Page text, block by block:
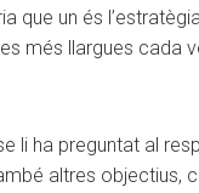
que un és
més llargues cada
li ha preguntat al
altres objectius,